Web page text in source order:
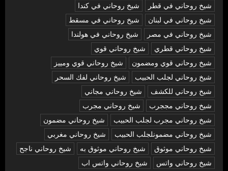
شيخ روحاني في قطر
شيخ روحاني في كندا
شيخ روحاني في لبنان
شيخ روحاني في مسقط
شيخ روحاني في مصر
شيخ روحاني في هولندا
شيخ روحاني قطري
شيخ روحاني قوي
شيخ روحاني قوي ومضمون
شيخ روحاني قوي ومييز
شيخ روحاني لجلب الحبيب
شيخ روحاني لفك السحر
شيخ روحاني للكشف
شيخ روحاني مجاني
شيخ روحاني مججرب
شيخ روحاني مجرب
شيخ روحاني مجرب لجلب الحبيب
شيخ روحاني مضمون
شيخ روحاني مضمونلجلب الحبيب
شيخ روحاني مغربي
شيخ روحاني موثوق
شيخ روحاني موثوق به
شيخ روحاني ناجح
شيخ روحاني واتس
شيخ روحاني واتس اب